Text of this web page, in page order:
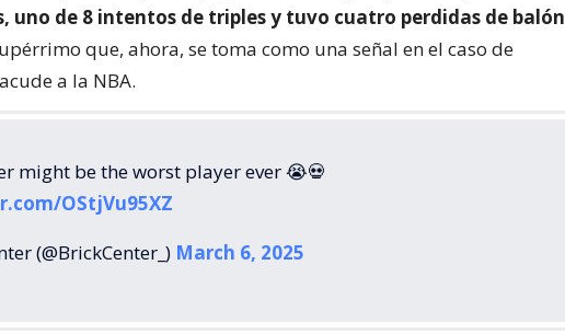
uno de 8 intentos de triples y tuvo cuatro perdidas de balón
que, ahora, se toma como una señal en el caso de
a la NBA.
might be the worst player ever 😭💀
OStjVu95XZ
(@BrickCenter_) March 6, 2025